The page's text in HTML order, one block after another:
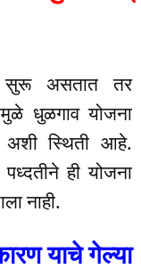
सुरू असतात तर
धुळगाव योजना
स्थिती आहे.
ही योजना
नाही.
याचे गेल्या